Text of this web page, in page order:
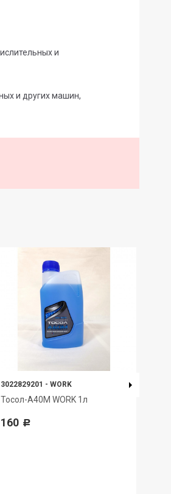
и
и других машин,
3022829201 - WORK
Тосол-А40М WORK 1л
160 Р